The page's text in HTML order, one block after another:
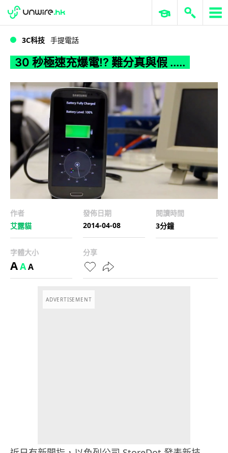
30 秒極速充爆電!? 難分真與假 .....
WWDC 2026 ERP 與商業 AI
3C科技 手提電話
30 秒極速充爆電!? 難分真與假 .....
作者
艾露貓
發佈日期
2014-04-08
閱讀時間
3分鐘
字體大小
AAA
分享
ADVERTISEMENT